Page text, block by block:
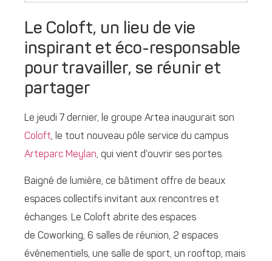
Le Coloft, un lieu de vie
inspirant et éco-responsable
pour travailler, se réunir et
partager
Le jeudi 7 dernier, le groupe Artea inaugurait son
Coloft, le tout nouveau pôle service du campus
Arteparc Meylan, qui vient d’ouvrir ses portes.
Baigné de lumière, ce bâtiment offre de beaux
espaces collectifs invitant aux rencontres et
échanges. Le Coloft abrite des espaces
de Coworking, 6 salles de réunion, 2 espaces
événementiels, une salle de sport, un rooftop, mais